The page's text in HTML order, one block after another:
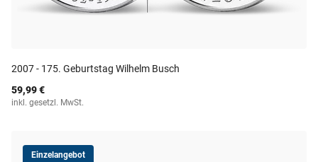
2007 - 175. Geburtstag Wilhelm Busch
59,99 €
inkl. gesetzl. MwSt.
Einzelangebot